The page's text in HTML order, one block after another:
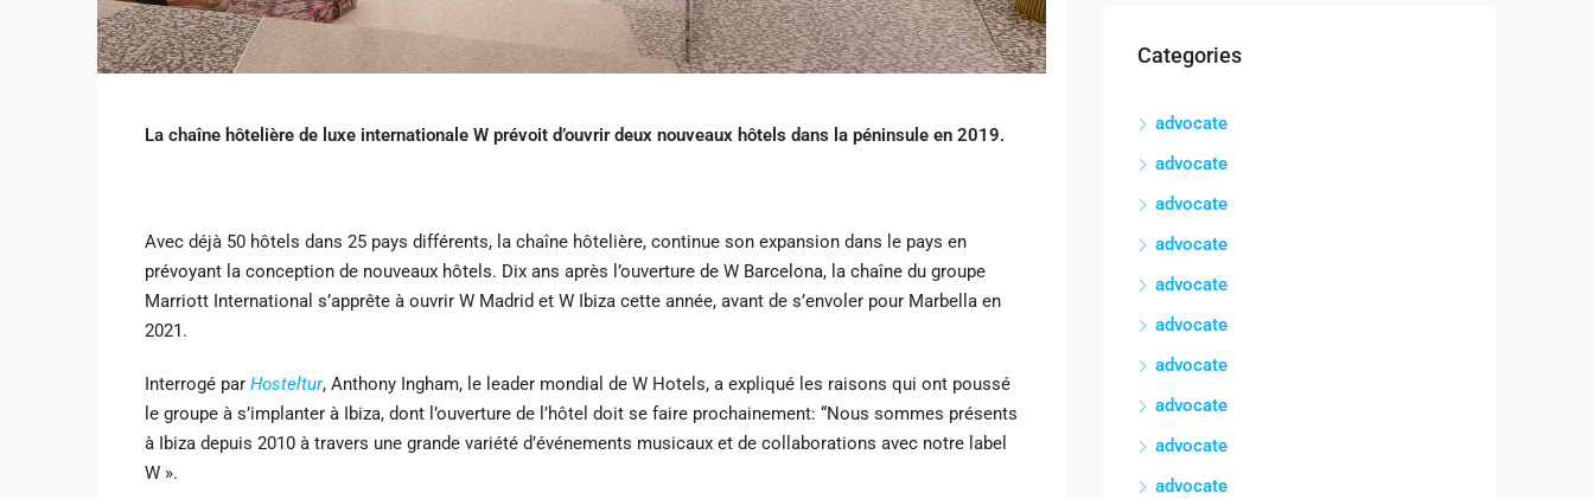
La chaîne hôtelière de luxe internationale W prévoit d’ouvrir deux nouveaux hôtels dans la péninsule en 2019.
Avec déjà 50 hôtels dans 25 pays différents, la chaîne hôtelière, continue son expansion dans le pays en
prévoyant la conception de nouveaux hôtels. Dix ans après l’ouverture de W Barcelona, la chaîne du groupe
Marriott International s’apprête à ouvrir W Madrid et W Ibiza cette année, avant de s’envoler pour Marbella en
2021.
Interrogé par Hosteltur, Anthony Ingham, le leader mondial de W Hotels, a expliqué les raisons qui ont poussé
le groupe à s’implanter à Ibiza, dont l’ouverture de l’hôtel doit se faire prochainement: “Nous sommes présents
à Ibiza depuis 2010 à travers une grande variété d’événements musicaux et de collaborations avec notre label
W ».
Categories
advocate
advocate
advocate
advocate
advocate
advocate
advocate
advocate
advocate
advocate